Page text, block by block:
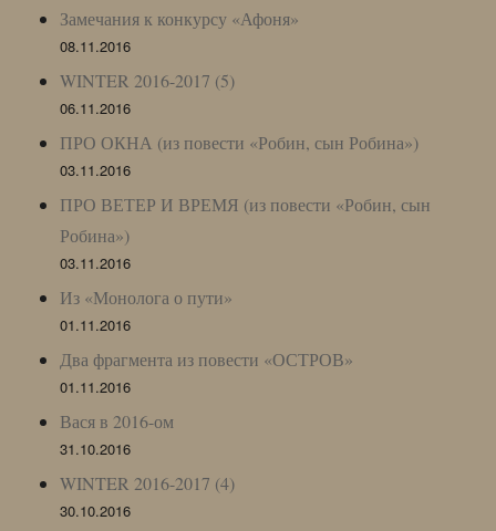
Замечания к конкурсу «Афоня»
08.11.2016
WINTER 2016-2017 (5)
06.11.2016
ПРО ОКНА (из повести «Робин, сын Робина»)
03.11.2016
ПРО ВЕТЕР И ВРЕМЯ (из повести «Робин, сын
Робина»)
03.11.2016
Из «Монолога о пути»
01.11.2016
Два фрагмента из повести «ОСТРОВ»
01.11.2016
Вася в 2016-ом
31.10.2016
WINTER 2016-2017 (4)
30.10.2016